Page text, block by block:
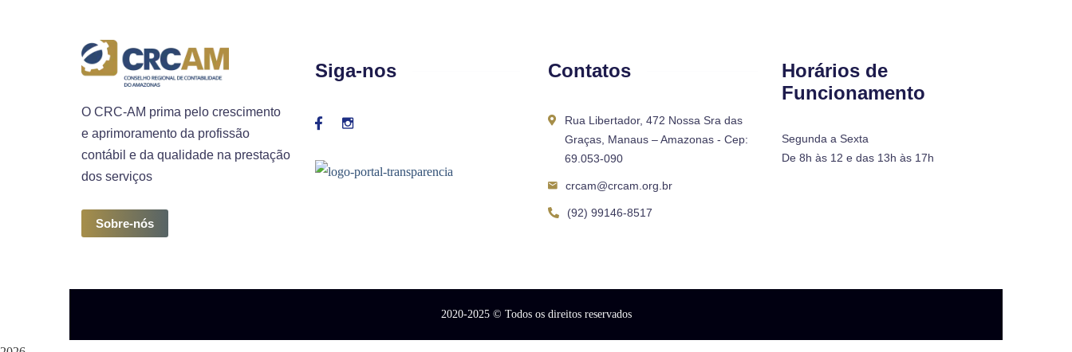
O CRC-AM prima pelo crescimento
e aprimoramento da profissão
contábil e da qualidade na prestação
dos serviços
Sobre-nós
Siga-nos Contatos
Rua Libertador, 472 Nossa Sra das
Graças, Manaus – Amazonas - Cep:
69.053-090
crcam@crcam.org.br
(92) 99146-8517
Horários de
Funcionamento
Segunda a Sexta
De 8h às 12 e das 13h às 17h
2020-2025© Todos os direitos reservados